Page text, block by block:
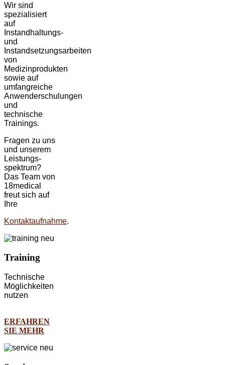
Wir sind
spezialisiert
auf
Instandhaltungs-
und
Instandsetzungsarbeiten
von
Medizinprodukten
sowie auf
umfangreiche
Anwenderschulungen
und
technische
Trainings.
Fragen zu uns
und unserem
Leistungs-
spektrum?
Das Team von
18medical
freut sich auf
Ihre
Kontaktaufnahme.
Training
Technische
Möglichkeiten
nutzen
ERFAHREN
SIE MEHR